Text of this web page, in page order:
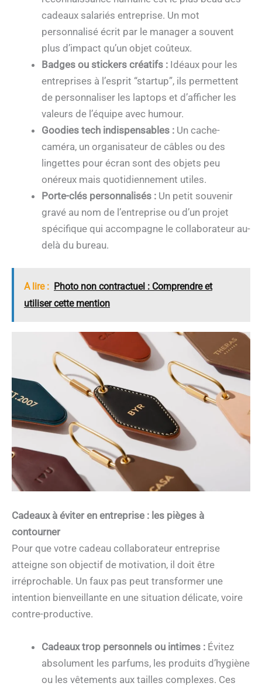
cadeaux salariés entreprise. Un mot
personnalisé écrit par le manager a souvent
plus d’impact qu’un objet coûteux.
Badges ou stickers créatifs : Idéaux pour les
entreprises à l’esprit “startup”, ils permettent
de personnaliser les laptops et d’afficher les
valeurs de l’équipe avec humour.
Goodies tech indispensables : Un cache-
caméra, un organisateur de câbles ou des
lingettes pour écran sont des objets peu
onéreux mais quotidiennement utiles.
Porte-clés personnalisés : Un petit souvenir
gravé au nom de l’entreprise ou d’un projet
spécifique qui accompagne le collaborateur au-
delà du bureau.
A lire : Photo non contractuel : Comprendre et
utiliser cette mention
Cadeaux à éviter en entreprise : les pièges à
contourner
Pour que votre cadeau collaborateur entreprise
atteigne son objectif de motivation, il doit être
irréprochable. Un faux pas peut transformer une
intention bienveillante en une situation délicate, voire
contre-productive.
Cadeaux trop personnels ou intimes : Évitez
absolument les parfums, les produits d’hygiène
ou les vêtements aux tailles complexes. Ces